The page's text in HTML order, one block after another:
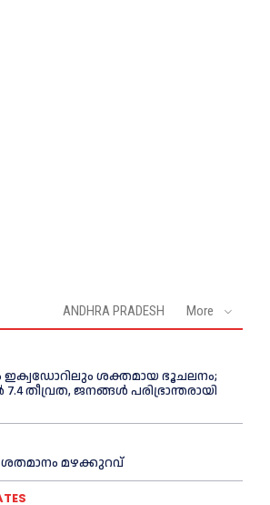
ANDHRA PRADESH More
ശക്തമായ ഭൂചലനം;
തീവ്രത, ജനങ്ങൾ പരിഭ്രാന്തരായി
മഴക്കുറവ്